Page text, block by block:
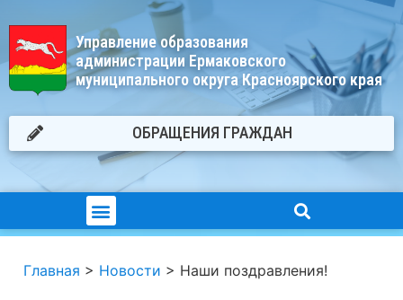
Управление образования
администрации Ермаковского
муниципального округа Красноярского края
ОБРАЩЕНИЯ ГРАЖДАН
Главная > Новости > Наши поздравления!